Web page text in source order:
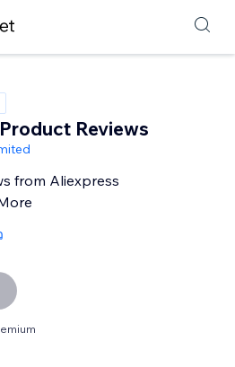
Reviews
from Aliexpress